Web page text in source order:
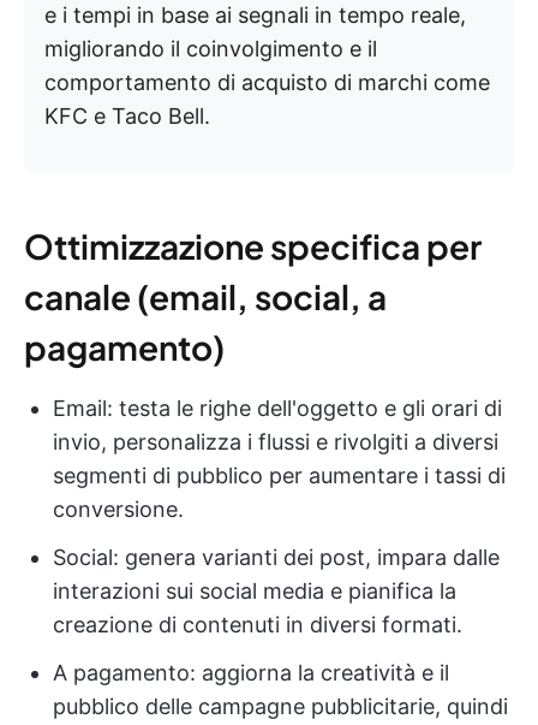
e i tempi in base ai segnali in tempo reale,
migliorando il coinvolgimento e il
comportamento di acquisto di marchi come
KFC e Taco Bell.
Ottimizzazione specifica per
canale (email, social, a
pagamento)
Email: testa le righe dell'oggetto e gli orari di
invio, personalizza i flussi e rivolgiti a diversi
segmenti di pubblico per aumentare i tassi di
conversione.
Social: genera varianti dei post, impara dalle
interazioni sui social media e pianifica la
creazione di contenuti in diversi formati.
A pagamento: aggiorna la creatività e il
pubblico delle campagne pubblicitarie, quindi